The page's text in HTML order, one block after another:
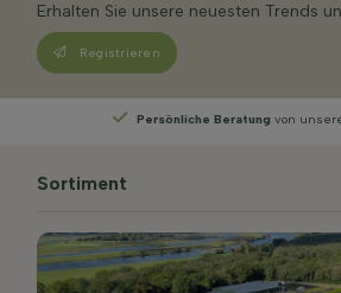
Erhalten Sie unsere neuesten Trends
Registrieren
Persönliche Beratungvon unseren
Sortiment